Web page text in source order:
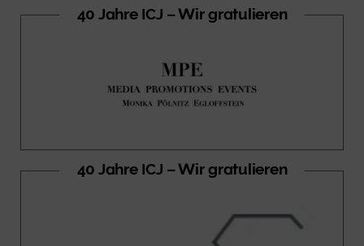
40 Jahre ICJ – Wir gratulieren
40 Jahre ICJ – Wir gratulieren